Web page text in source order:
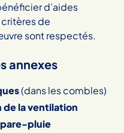
d’aides
critères de
sont respectés.
annexes
(dans les combles)
la ventilation
pluie